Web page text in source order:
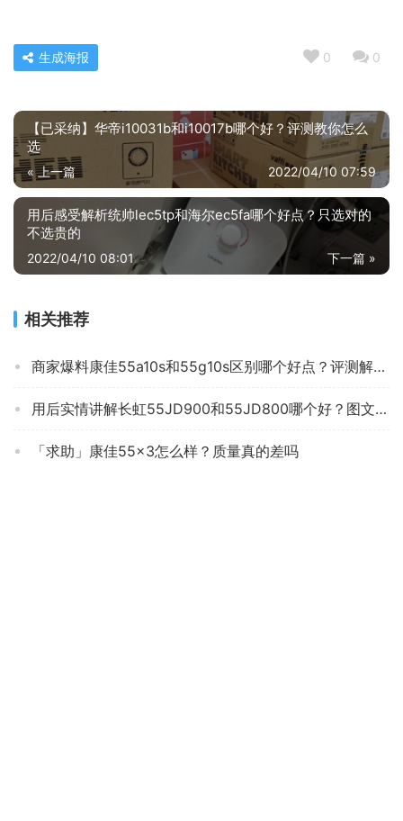
0 0
生成海报
【已采纳】华帝i10031b和i10017b哪个好？评测教你怎么
选
« 上一篇 2022/04/10 07:59
用后感受解析统帅lec5tp和海尔ec5fa哪个好点？只选对的
不选贵的
下一篇 »
2022/04/10 08:01
相关推荐
商家爆料康佳55a10s和55g10s区别哪个好点？评测解读该怎么选
用后实情讲解长虹55JD900和55JD800哪个好？图文爆料分析
「求助」康佳55×3怎么样？质量真的差吗